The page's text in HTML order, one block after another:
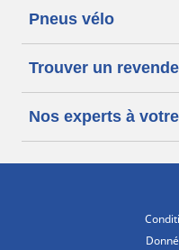
Pneus vélo
Trouver un
Nos experts à